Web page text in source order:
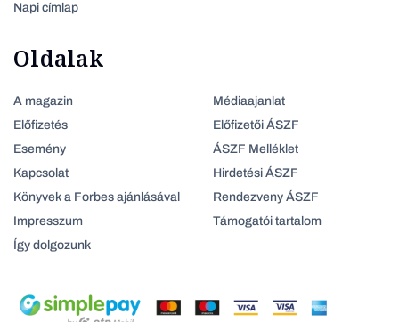
Napi címlap
Oldalak
A magazin
Előfizetés
Esemény
Kapcsolat
Könyvek a Forbes ajánlásával
Impresszum
Így dolgozunk
Médiaajanlat
Előfizetői ÁSZF
ÁSZF Melléklet
Hirdetési ÁSZF
Rendezveny ÁSZF
Támogatói tartalom